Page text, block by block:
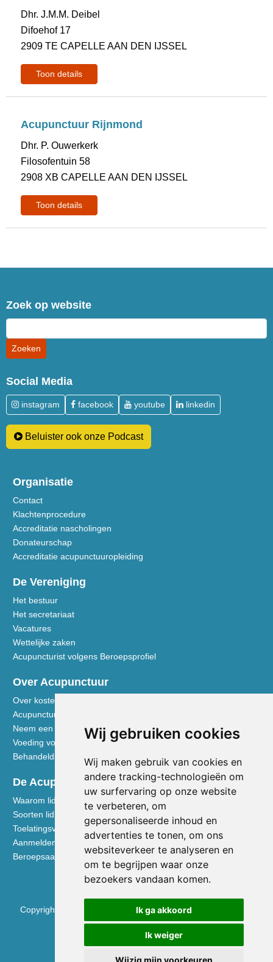
Wij gebruiken cookies
Wij maken gebruik van cookies en
andere tracking-technologieën om
uw surfervaring op onze website
te verbeteren, om
gepersonaliseerde inhoud en
advertenties te tonen, om ons
websiteverkeer te analyseren en
om te begrijpen waar onze
bezoekers vandaan komen.
Ik ga akkoord
Ik weiger
Wijzig mijn voorkeuren
Dhr. J.M.M. Deibel
Difoehof 17
2909 TE CAPELLE AAN DEN IJSSEL
Toon details
Acupunctuur Rijnmond
Dhr. P. Ouwerkerk
Filosofentuin 58
2908 XB CAPELLE AAN DEN IJSSEL
Toon details
Zoek op website
Social Media
instagram facebook youtube linkedin
Beluister ook onze Podcast
Organisatie
Contact
Klachtenprocedure
Accreditatie nascholingen
Donateurschap
Accreditatie acupunctuuropleiding
De Vereniging
Het bestuur
Het secretariaat
Vacatures
Wettelijke zaken
Acupuncturist volgens Beroepsprofiel
Over Acupunctuur
Over kosten en vergoedingen
Acupunctuur toegelicht
Neem een kijkje in de praktijk
Voeding volgens de Vijf Elementen
Behandeldisciplines - TCG
De Acupuncturist
Waarom lid worden van de NVA
Soorten lidmaatschap NVA
Toelatingsvoorwaarden
Aanmelden voor lidmaatschap
Beroepsaansprakelijkheidsverzekering
Copyright © 2026 Nederlandse Vereniging voor Acupunctuur
KVK 40531133
BTW NL0090.68.533.B01